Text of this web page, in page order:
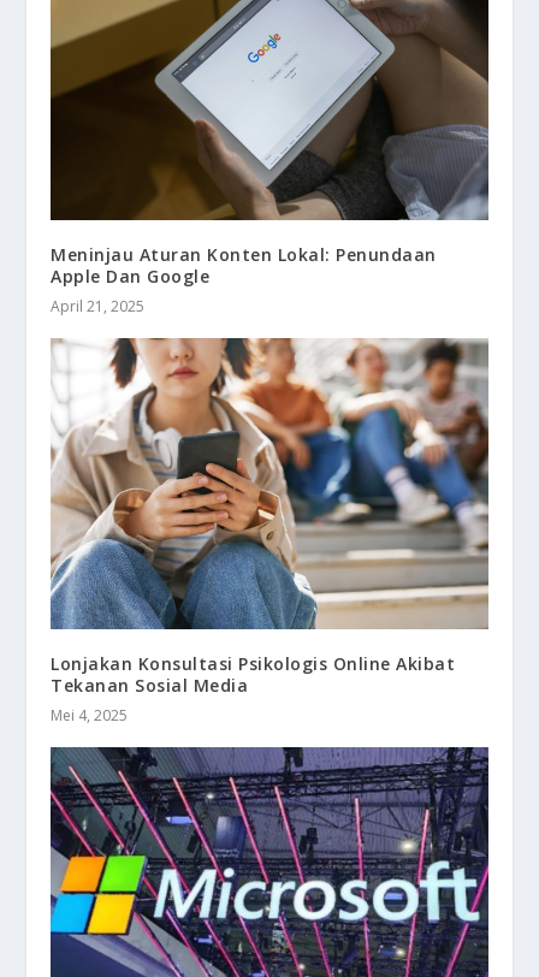
Meninjau Aturan Konten Lokal: Penundaan
Apple Dan Google
April 21, 2025
Lonjakan Konsultasi Psikologis Online Akibat
Tekanan Sosial Media
Mei 4, 2025